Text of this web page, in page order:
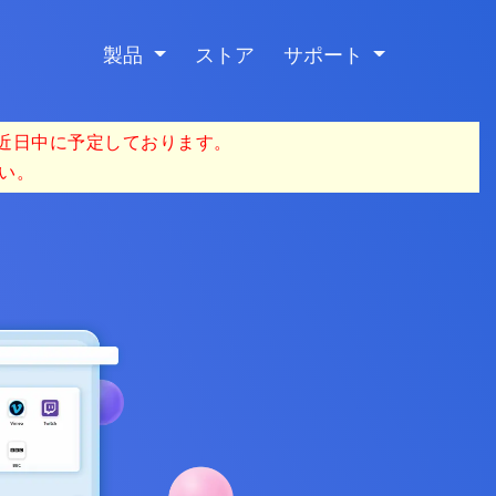
製品 ストア サポート
中に予定しております。
。